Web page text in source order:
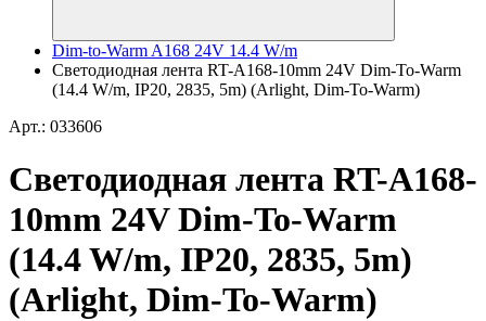
Dim-to-Warm A168 24V 14.4 W/m
Светодиодная лента RT-A168-10mm 24V Dim-To-Warm
(14.4 W/m, IP20, 2835, 5m) (Arlight, Dim-To-Warm)
Арт.: 033606
Светодиодная лента RT-A168-
10mm 24V Dim-To-Warm
(14.4 W/m, IP20, 2835, 5m)
(Arlight, Dim-To-Warm)